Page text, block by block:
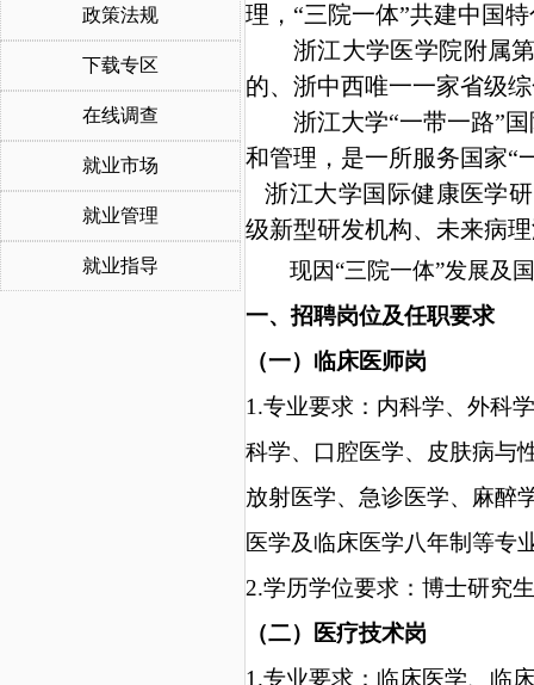
政策法规
下载专区
在线调查
就业市场
就业管理
就业指导
理， “三院一体”共建中国
浙江大学医学院附属
的、浙中西唯一一家省级
浙江大学“一带一路”
和管理，是一所服务国家“
浙江大学国际健康医学
级新型研发机构、未来病
现因“三院一体”发展及
一、招聘岗位及任职要求
（一） 临床医师岗
1.专业要求： 内科学、外科
科学、口腔医学、皮肤病与
放射医学、急诊医学、麻醉
医学及临床医学八年制等专
2.学历学位要求： 博士研究
（二）
医疗技术岗
1.专业要求：临床医学、临